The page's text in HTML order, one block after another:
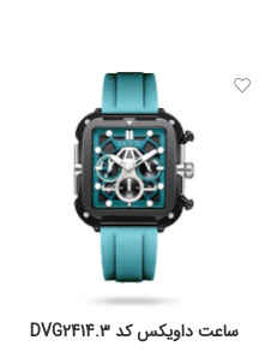
ساعت داویکس کد DVG2414.3